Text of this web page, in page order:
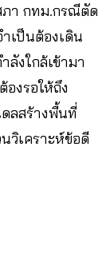
ภา กทม.กรณีตัด
เป็นต้องเดิน
งใกล้เข้ามา
งรอให้ถึง
ลสร้างพื้นที่
วิเคราะห์ข้อดี